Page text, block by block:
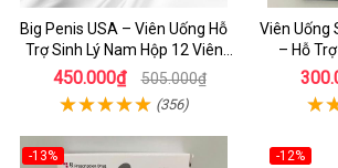
Big Penis USA – Viên Uống Hỗ
Trợ Sinh Lý Nam Hộp 12 Viên
Chính Hãng
450.000₫ 505.000₫
(356)
Viên Uống
– Hỗ
-13%
-12%